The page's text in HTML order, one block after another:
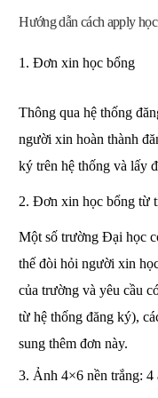
Hướng dẫn cách apply
1. Đơn xin học bổng
Thông qua hệ thống
người xin hoàn thành
ký trên hệ thống và lấy
2. Đơn xin học bổng từ
Một số trường Đại học
thế đòi hỏi người xin
của trường và yêu cầu
từ hệ thống đăng ký),
sung thêm đơn này.
3. Ảnh 4×6 nền trắng: 4